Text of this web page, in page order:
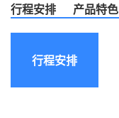
行程安排 产品特色
行程安排